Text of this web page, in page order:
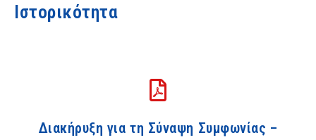
Ιστορικότητα
Διακήρυξη για τη Σύναψη Συμφωνίας –